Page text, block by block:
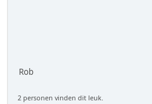
Rob
2 personen vinden dit leuk.